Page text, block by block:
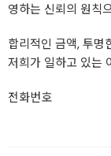
영하는 신뢰의 원칙
합리적인 금액, 투명
저희가 일하고 있는
전화번호